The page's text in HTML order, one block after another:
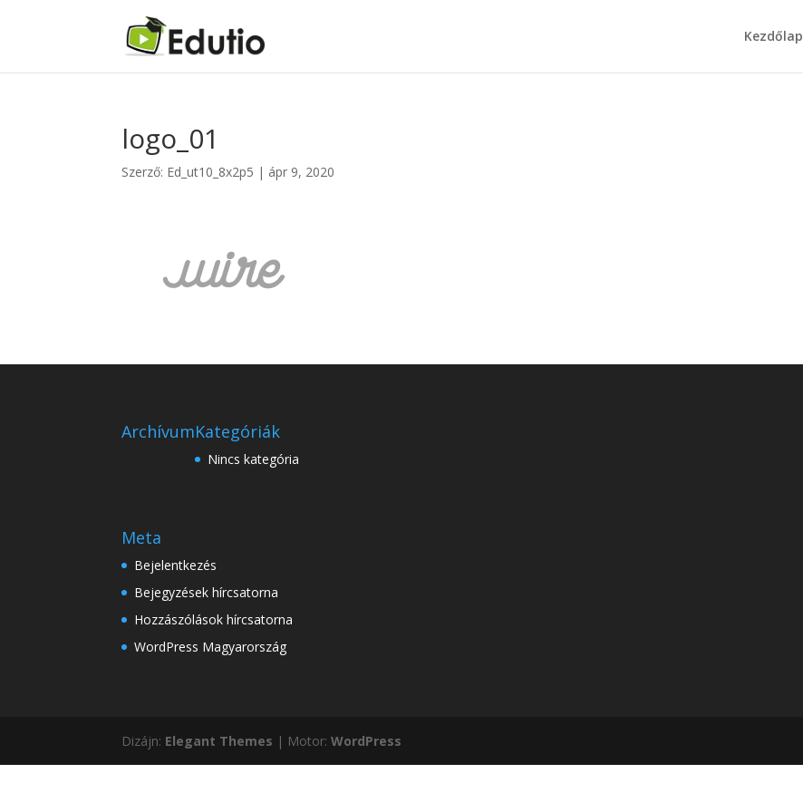
Kezdőlap
logo_01
Szerző: Ed_ut10_8x2p5 | ápr 9, 2020
ArchívumKategóriák
Nincs kategória
Meta
Bejelentkezés
Bejegyzések hírcsatorna
Hozzászólások hírcsatorna
WordPress Magyarország
Dizájn: Elegant Themes | Motor:WordPress